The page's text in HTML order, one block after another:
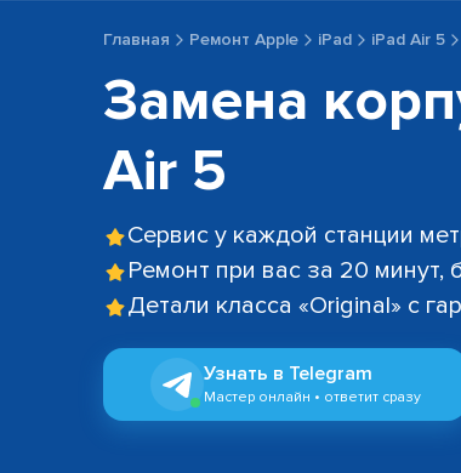
Главная Ремонт Apple iPad iPad Air 5
Замена
Air 5
Сервис у каждой станции
Ремонт при вас за 20 минут,
Детали класса «Original» с
Узнать в Telegram
Мастер онлайн • ответит сразу